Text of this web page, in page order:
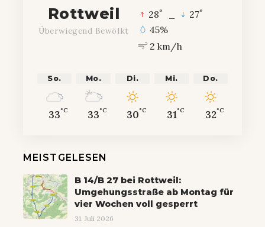
Rottweil
Überwiegend Bewölkt
28° 27°
45%
2 km/h
So.
33°C
Mo.
33°C
Di.
30°C
Mi.
31°C
Do.
32°C
MEISTGELESEN
B 14/B 27 bei Rottweil:
Umgehungsstraße ab Montag für
vier Wochen voll gesperrt
31. Juli 2026